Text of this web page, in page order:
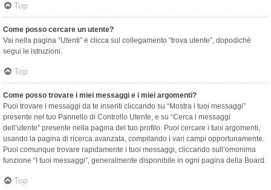
Top
Come posso cercare un utente?
Vai nella pagina “Utenti” e clicca sul collegamento “trova utente”, dopodiché
segui le istruzioni.
Top
Come posso trovare i miei messaggi e i miei argomenti?
Puoi trovare i messaggi da te inseriti cliccando su “Mostra i tuoi messaggi”
presente nel tuo Pannello di Controllo Utente, e su “Cerca i messaggi
dell’utente” presente nella pagina del tuo profilo. Puoi cercare i tuoi argomenti,
usando la pagina di ricerca avanzata, compilando i vari campi opportunamente.
Puoi comunque trovare rapidamente i tuoi messaggi, cliccando sull’omonima
funzione “I tuoi messaggi”, generalmente disponibile in ogni pagina della Board.
Top